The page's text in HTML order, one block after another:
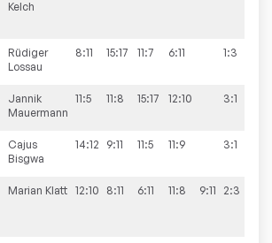
Kelch
Rüdiger
Lossau
8:11 15:17 11:7 6:11 1:3
Jannik
Mauermann
11:5 11:8 15:17 12:10 3:1
Cajus
Bisgwa
14:12 9:11 11:5 11:9 3:1
Marian Klatt 12:10 8:11 6:11 11:8 9:11 2:3